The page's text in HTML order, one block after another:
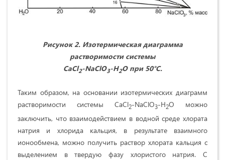
Рисунок 2. Изотермическая диаграмма
растворимости системы
CaCl2-NaClO3-H2Oпри 50°С.
Таким образом, на основании изотермических диаграмм
растворимости системы CaCl2-NaClO3-H2O можно
заключить, что взаимодействием в водной среде хлората
натрия и хлорида кальция, в результате взаимного
ионообмена, можно получить раствор хлората кальция с
выделением в твердую фазу хлористого натрия. С